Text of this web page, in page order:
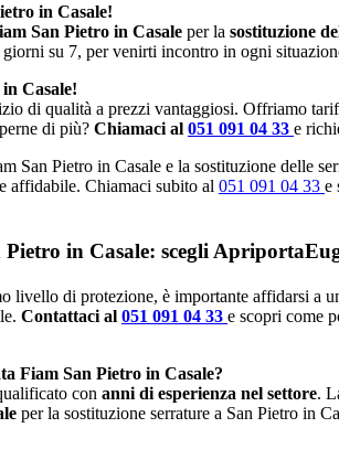
in Casale!
San Pietro in Casale per la sostituzione
su 7, per venirti incontro in ogni
Casale!
di qualità a prezzi vantaggiosi. Offriamo
di più? Chiamaci al 051 091 04 33 e
Pietro in Casale e la sostituzione delle
affidabile. Chiamaci subito al 051 091 04 33 e
in Casale: scegli
livello di protezione, è importante affidarsi a
Contattaci al 051 091 04 33 e scopri come
Fiam San Pietro in Casale?
con anni di esperienza nel settore.
per la sostituzione serrature a San Pietro in